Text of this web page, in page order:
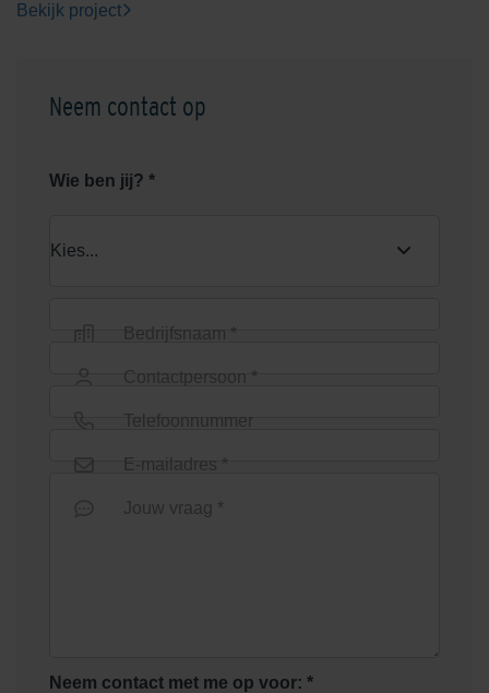
Bekijk project
Neem contact op
Wie ben jij? *
Bedrijfsnaam *
Contactpersoon *
Telefoonnummer
E-mailadres *
Jouw vraag *
Neem contact met me op voor: *